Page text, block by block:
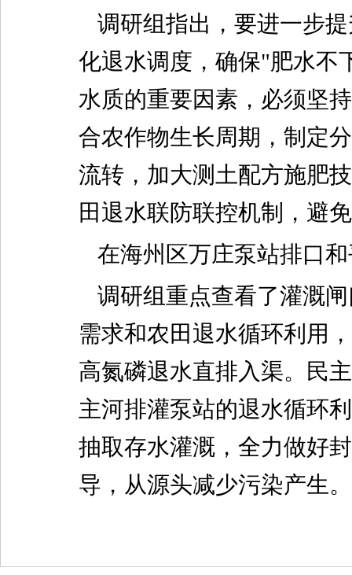
调研组指出，要进一步
化退水调度，确保"肥水不
水质的重要因素，必须坚
合农作物生长周期，制定
流转，加大测土配方施肥
田退水联防联控机制，避
在海州区万庄泵站排口
调研组重点查看了灌溉
需求和农田退水循环利用
高氮磷退水直排入渠。民
主河排灌泵站的退水循环
抽取存水灌溉，全力做好
导，从源头减少污染产生。